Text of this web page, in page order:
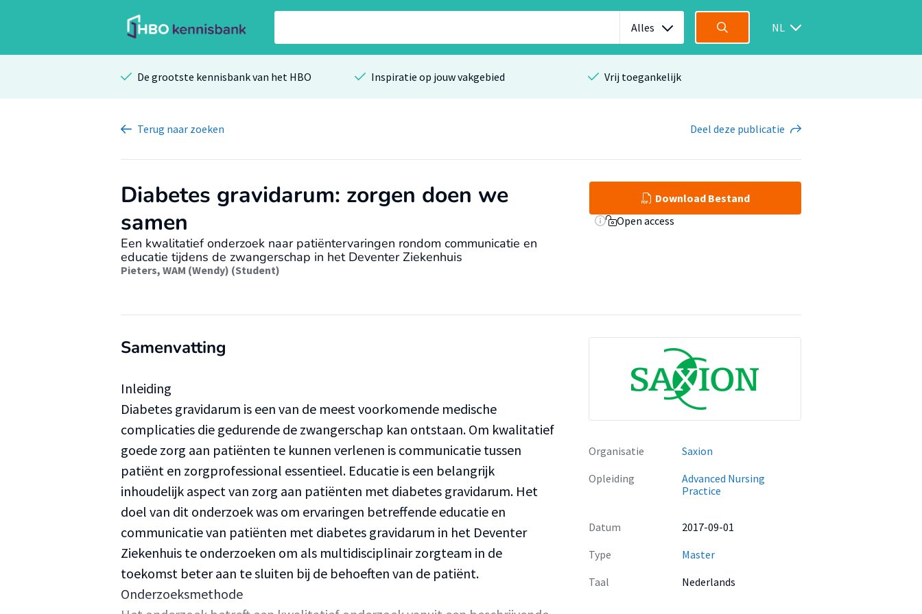
Alles NL
De grootste kennisbank van het HBO Inspiratie op jouw vakgebied Vrij toegankelijk
Terug naar zoeken Deel deze publicatie
Diabetes gravidarum: zorgen doen we
samen
Een kwalitatief onderzoek naar patiëntervaringen rondom communicatie en
educatie tijdens de zwangerschap in het Deventer Ziekenhuis
Pieters, WAM (Wendy) (Student)
Download Bestand
Open access
Samenvatting
Inleiding
Diabetes gravidarum is een van de meest voorkomende medische
complicaties die gedurende de zwangerschap kan ontstaan. Om kwalitatief
goede zorg aan patiënten te kunnen verlenen is communicatie tussen
patiënt en zorgprofessional essentieel. Educatie is een belangrijk
inhoudelijk aspect van zorg aan patiënten met diabetes gravidarum. Het
doel van dit onderzoek was om ervaringen betreffende educatie en
communicatie van patiënten met diabetes gravidarum in het Deventer
Ziekenhuis te onderzoeken om als multidisciplinair zorgteam in de
toekomst beter aan te sluiten bij de behoeften van de patiënt.
Onderzoeksmethode
Organisatie
Saxion
Opleiding
Advanced Nursing
Practice
Datum
2017-09-01
Type
Master
Taal
Nederlands